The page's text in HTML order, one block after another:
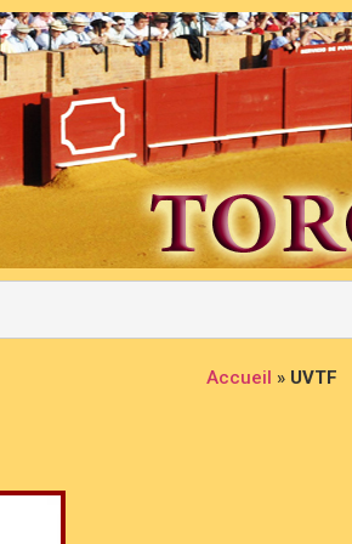
Accueil » UVTF